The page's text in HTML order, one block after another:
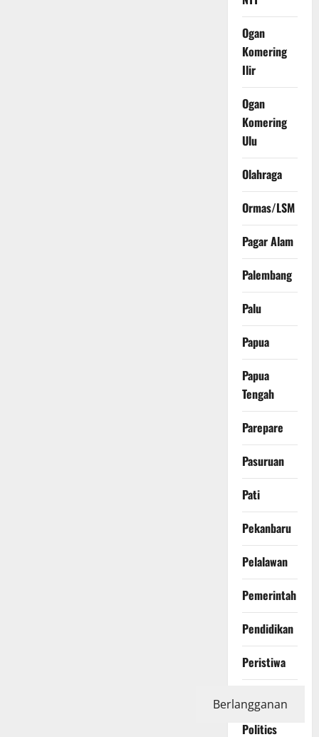
Ogan
Komering
Ilir
Ogan
Komering
Ulu
Olahraga
Ormas/LSM
Pagar Alam
Palembang
Palu
Papua
Papua
Tengah
Parepare
Pasuruan
Pati
Pekanbaru
Pelalawan
Pemerintah
Pendidikan
Peristiwa
Politics
Berlangganan